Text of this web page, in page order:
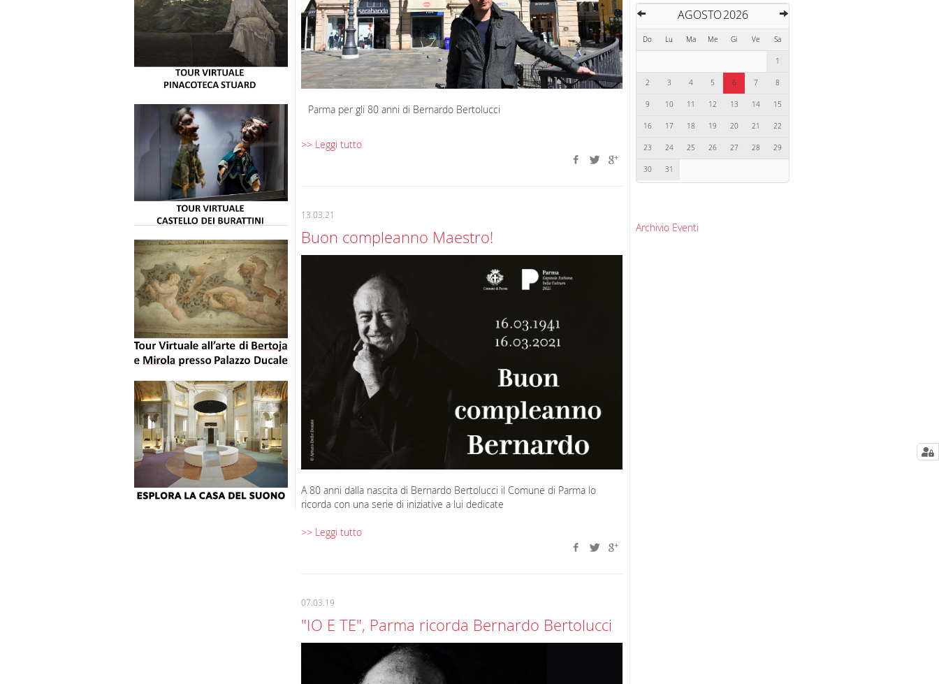
Parma per gli 80 anni di Bernardo Bertolucci
>> Leggi tutto
13.03.21
Buon compleanno Maestro!
A 80 anni dalla nascita di Bernardo Bertolucci il Comune di Parma lo
ricorda con una serie di iniziative a lui dedicate
>> Leggi tutto
07.03.19
"IO E TE", Parma ricorda Bernardo Bertolucci
AGOSTO 2026
Do Lu Ma Me Gi Ve Sa
1
2 3 4 5 6 7 8
9 10 11 12 13 14 15
16 17 18 19 20 21 22
23 24 25 26 27 28 29
30 31
Archivio Eventi